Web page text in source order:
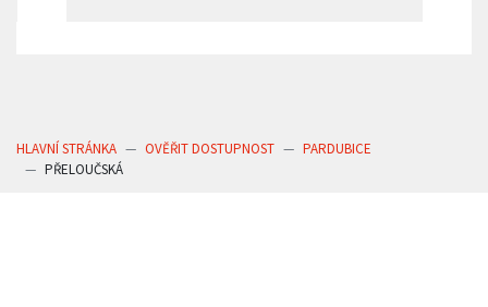
HLAVNÍ STRÁNKA OVĚŘIT DOSTUPNOST
PARDUBICE
PŘELOUČSKÁ